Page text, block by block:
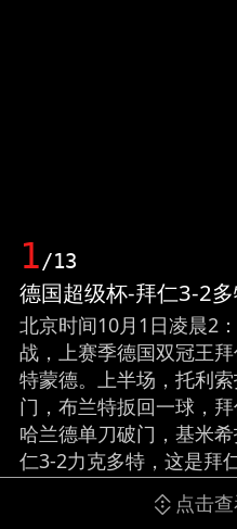
1/13
德国超级杯-拜仁3-2
北京时间10月1日凌晨2
战，上赛季德国双冠王
特蒙德。上半场，托利
门，布兰特扳回一球，
哈兰德单刀破门，基米
仁3-2力克多特，这是拜
级杯。不仅如此，夺取
已经完成了包括德甲冠
点击